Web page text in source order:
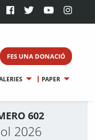
FES UNA DONACIÓ
PAPER
602
2026